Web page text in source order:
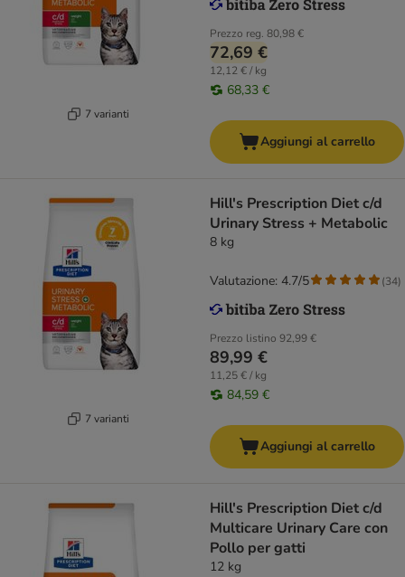
7 varianti
Prezzo reg. 80,98 €
72,69 €
12,12 € / kg
68,33 €
Aggiungi al carrello
7 varianti
Hill's Prescription Diet c/d
Urinary Stress + Metabolic
8 kg
Prezzo listino 92,99 €
89,99 €
11,25 € / kg
84,59 €
Valutazione: 4.7/5 (34)
Aggiungi al carrello
Hill's Prescription Diet c/d
Multicare Urinary Care con
Pollo per gatti
12 kg